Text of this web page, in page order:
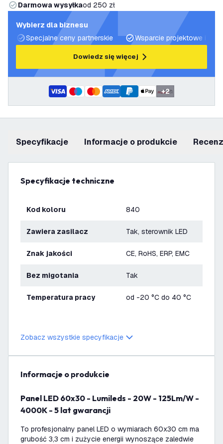
Darmowa wysyłkaod 250 zł
Wybierz dla biznesu
Specjalne ceny partnerskie
Wsparcie projektowe i
Dowiedz się więcej
+2
Specyfikacje informacje o produkcie
Specyfikacje techniczne
Kod koloru 840
Zawiera zasilacz Tak, sterownik LED
Znak jakości CE, RoHS, ERP, EMC
bez migotania Tak
Temperatura pracy od -20 °C do 40 °C
Zobacz wszystkie specyfikacje
informacje o produkcie
Panel LED 60x30 - Lumileds - 20W - 125Lm/W -
4000K - 5 lat gwarancji
To profesjonalny panel LED o wymiarach 60x30 cm ma
grubość 3,3 cm i zużycie energii wynoszące zaledwie